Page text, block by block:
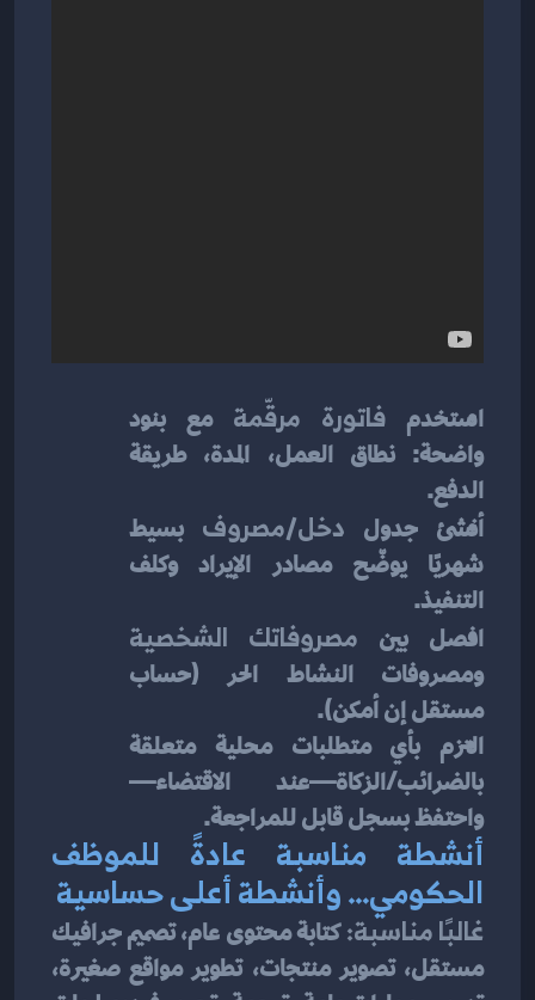
استخدم فاتورة مرقّمة مع بنود
واضحة: نطاق العمل، المدة، طريقة
الدفع.
أنشئ جدول دخل/مصروف بسيط
التنفيذ.
افصل بين مصروفاتك الشخصية
مستقل إن أمكن).
التزم بأي متطلبات محلية متعلقة
بالضرائب/الزكاة—عند الاقتضاء—
واحتفظ بسجل قابل للمراجعة.
الحكومي… وأنشطة أعلى حساسية
غالبًا مناسبة: